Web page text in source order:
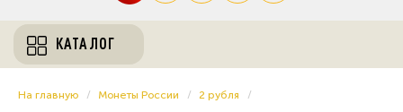
КАТАЛОГ
На главную Монеты России 2 рубля